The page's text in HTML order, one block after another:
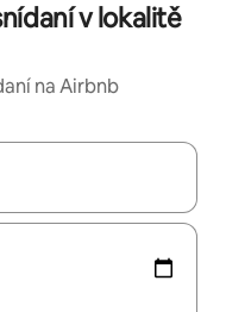
v lokalitě
na Airbnb
si je procházet pomocí